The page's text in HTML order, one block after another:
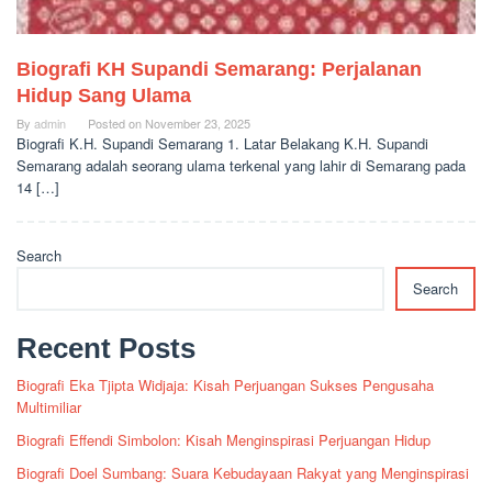
Biografi KH Supandi Semarang: Perjalanan
Hidup Sang Ulama
By admin Posted on November 23, 2025
Biografi K.H. Supandi Semarang 1. Latar Belakang K.H. Supandi
Semarang adalah seorang ulama terkenal yang lahir di Semarang pada
14 […]
Search
Search
Recent Posts
Biografi Eka Tjipta Widjaja: Kisah Perjuangan Sukses Pengusaha
Multimiliar
Biografi Effendi Simbolon: Kisah Menginspirasi Perjuangan Hidup
Biografi Doel Sumbang: Suara Kebudayaan Rakyat yang Menginspirasi